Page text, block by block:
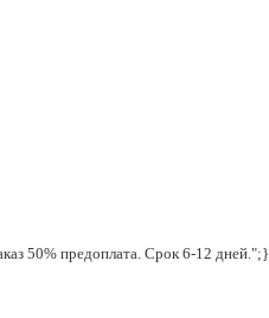
50% предоплата. Срок 6-12 дней.";}